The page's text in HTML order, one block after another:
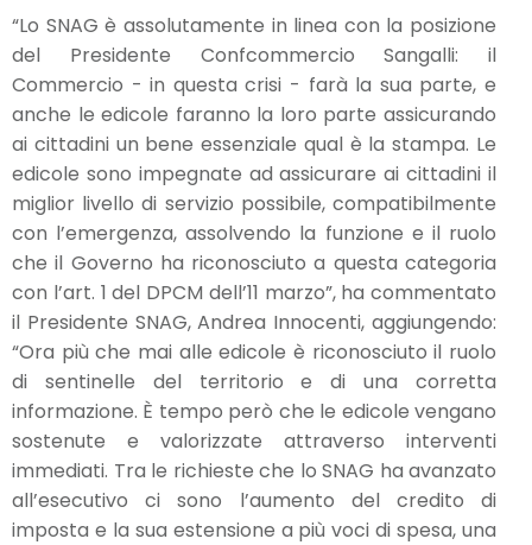
“Lo SNAG è assolutamente in linea con la posizione
del Presidente Confcommercio Sangalli: il
Commercio - in questa crisi - farà la sua parte, e
anche le edicole faranno la loro parte assicurando
ai cittadini un bene essenziale qual è la stampa. Le
edicole sono impegnate ad assicurare ai cittadini il
miglior livello di servizio possibile, compatibilmente
con l’emergenza, assolvendo la funzione e il ruolo
che il Governo ha riconosciuto a questa categoria
con l’art. 1 del DPCM dell’11 marzo”, ha commentato
il Presidente SNAG, Andrea Innocenti, aggiungendo:
“Ora più che mai alle edicole è riconosciuto il ruolo
di sentinelle del territorio e di una corretta
informazione. È tempo però che le edicole vengano
sostenute e valorizzate attraverso interventi
immediati. Tra le richieste che lo SNAG ha avanzato
all’esecutivo ci sono l’aumento del credito di
imposta e la sua estensione a più voci di spesa, una